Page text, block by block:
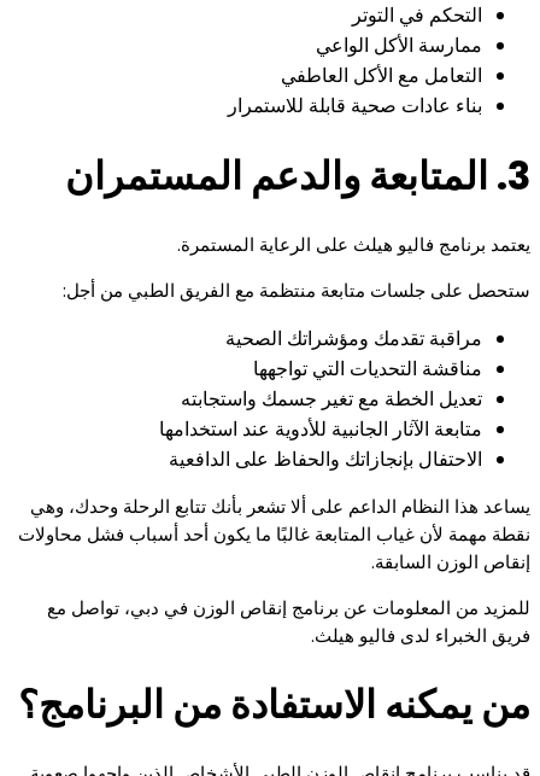
التحكم في التوتر
ممارسة الأكل الواعي
التعامل مع الأكل العاطفي
بناء عادات صحية قابلة للاستمرار
3. المتابعة والدعم المستمران
يعتمد برنامج فاليو هيلث على الرعاية المستمرة.
ستحصل على جلسات متابعة منتظمة مع الفريق الطبي من أجل:
مراقبة تقدمك ومؤشراتك الصحية
مناقشة التحديات التي تواجهها
تعديل الخطة مع تغير جسمك واستجابته
متابعة الآثار الجانبية للأدوية عند استخدامها
الاحتفال بإنجازاتك والحفاظ على الدافعية
يساعد هذا النظام الداعم على ألا تشعر بأنك تتابع الرحلة وحدك، وهي
نقطة مهمة لأن غياب المتابعة غالبًا ما يكون أحد أسباب فشل محاولات
إنقاص الوزن السابقة.
للمزيد من المعلومات عن برنامج إنقاص الوزن في دبي، تواصل مع
فريق الخبراء لدى فاليو هيلث.
من يمكنه الاستفادة من البرنامج؟